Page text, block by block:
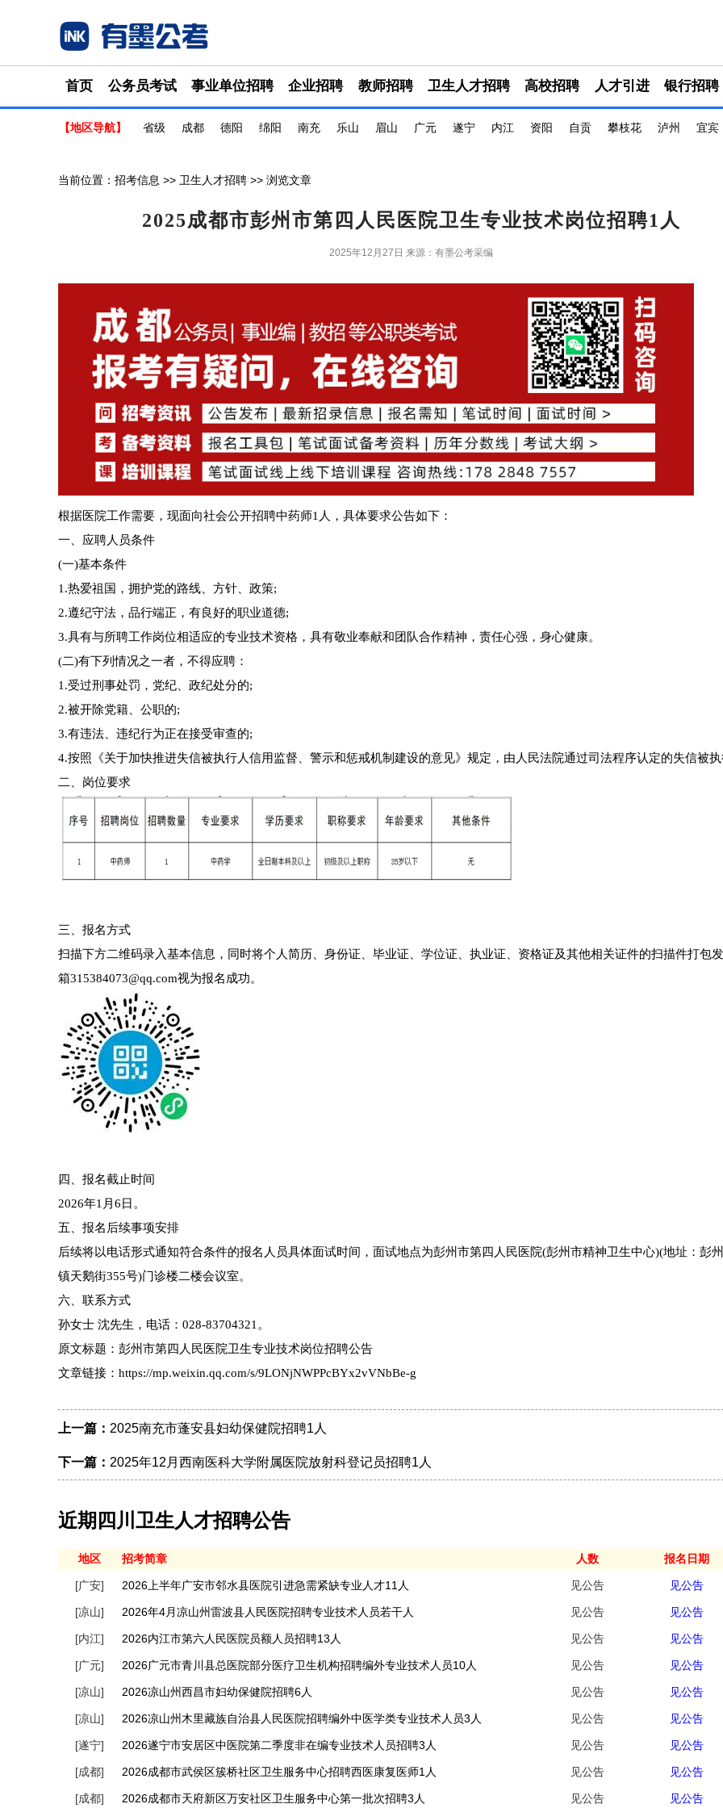
首页 公务员考试 事业单位招聘 企业招聘 教师招聘 卫生人才招聘 高校招聘 人才引进 银行招聘
【地区导航】 省级 成都 德阳 绵阳 南充 乐山 眉山 广元 遂宁 内江 资阳 自贡 攀枝花 泸州 宜宾
当前位置： 招考信息 >> 卫生人才招聘 >> 浏览文章
2025成都市彭州市第四人民医院卫生专业技术岗位招聘1人
2025年12月27日 来源：有墨公考采编
根据医院工作需要，现面向社会公开招聘中药师1人，具体要求公告如下：
一、应聘人员条件
(一)基本条件
1.热爱祖国，拥护党的路线、方针、政策;
2.遵纪守法，品行端正，有良好的职业道德;
3.具有与所聘工作岗位相适应的专业技术资格，具有敬业奉献和团队合作精神，责任心强，身心健康。
(二)有下列情况之一者，不得应聘：
1.受过刑事处罚，党纪、政纪处分的;
2.被开除党籍、公职的;
3.有违法、违纪行为正在接受审查的;
4.按照《关于加快推进失信被执行人信用监督、警示和惩戒机制建设的意见》规定，由人民法院通过司法程序认定的失信被
二、岗位要求
三、报名方式
扫描下方二维码录入基本信息，同时将个人简历、身份证、毕业证、学位证、执业证、资格证及其他相关证件的扫描件打包
箱315384073@qq.com视为报名成功。
四、报名截止时间
2026年1月6日。
五、报名后续事项安排
后续将以电话形式通知符合条件的报名人员具体面试时间，面试地点为彭州市第四人民医院(彭州市精神卫生中心)(地址：彭
镇天鹅街355号)门诊楼二楼会议室。
六、联系方式
孙女士 沈先生，电话：028-83704321。
原文标题：彭州市第四人民医院卫生专业技术岗位招聘公告
文章链接：https://mp.weixin.qq.com/s/9LONjNWPPcBYx2vVNbBe-g
上一篇： 2025南充市蓬安县妇幼保健院招聘1人
下一篇： 2025年12月西南医科大学附属医院放射科登记员招聘1人
近期四川卫生人才招聘公告
地区 招考简章 人数 报名日期
[广安] 2026上半年广安市邻水县医院引进急需紧缺专业人才11人 见公告 见公告
[凉山] 2026年4月凉山州雷波县人民医院招聘专业技术人员若干人 见公告 见公告
[内江] 2026内江市第六人民医院员额人员招聘13人 见公告 见公告
[广元] 2026广元市青川县总医院部分医疗卫生机构招聘编外专业技术人员10人 见公告 见公告
[凉山] 2026凉山州西昌市妇幼保健院招聘6人 见公告 见公告
[凉山] 2026凉山州木里藏族自治县人民医院招聘编外中医学类专业技术人员3人 见公告 见公告
[遂宁] 2026遂宁市安居区中医院第二季度非在编专业技术人员招聘3人 见公告 见公告
[成都] 2026成都市武侯区簇桥社区卫生服务中心招聘西医康复医师1人 见公告 见公告
[成都] 2026成都市天府新区万安社区卫生服务中心第一批次招聘3人 见公告 见公告